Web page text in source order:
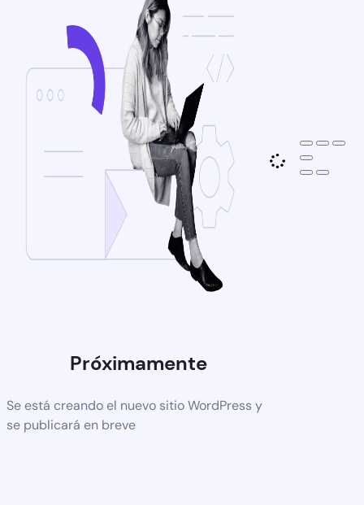
Próximamente
Se está creando el nuevo sitio WordPress y
se publicará en breve